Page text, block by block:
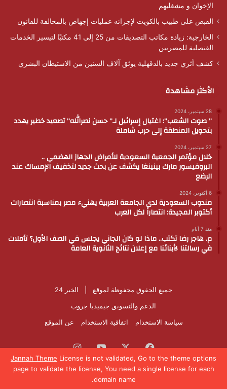
Jannah Theme License is not validated, Go to the theme options
page to validate the license, You need a single license for each
domain name.
الإخوان و مشغليهم
القبض على طبيب بالكويت لإجرائه عمليات إجهاض بالمخالفة للقانون
الخارجية: زيادة مكاتب التصديقات من 25 إلى 41 مكتبًا لتيسير الخدمات
القنصلية للمصريين
كشف أثري جديد بالدقهلية يوثق آلاف السنين من الاستيطان البشري
الأكثر مشاهدة
28 سبتمبر، 2024
” صوت الشعب”: اغتيال إسرائيل لـ” حسن نصرالله” تصعيد خطير يهدد
بتحويل المنطقة إلى حرب شاملة
27 سبتمبر، 2024
خلال مؤتمر الجمعية السعودية للأمراض الجهاز الهضمي ..
البروفيسور مارك بينينغا يكشف عن بحث جديد لتخفيف الإمساك عند
الرضع
6 أكتوبر، 2024
مندوب السعودية لدى الجامعة العربية يهنيء مصر بمناسبة انتصارات
أكتوبر المجيدة: انتصاراً لكل العرب
منذ 7 أيام
م. هاجر رضا تكتب.. ماذا لو كان الجاني يجلس في الصف الأول؟ تأملات
في رسالتنا لأبنائنا مع إعلان نتائج الثانوية العامة
جميع الحقوق محفوظة لموقع | الخبر 24
الدعم والتسويق جيميديا جروب
سياسة الاستخدام
اتفاقية الاستخدام عن الموقع
فيسبوك
‫X
‫YouTubeانستقرام